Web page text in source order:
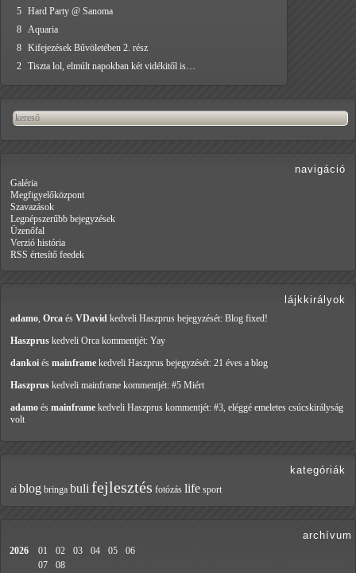
5 Hard Party @ Sanoma
8 Aquaria
8 Kifejezések Bűvöletében 2. rész
2 Tiszta lol, elmúlt napokban két vidékitől is…
navigáció
Galéria
Megfigyelőközpont
Szavazások
Legnépszerűbb bejegyzések
Üzenőfal
Verzió história
RSS értesítő feedek
lájkkirályok
adamo, Orca és VDavid kedveli Haszprus bejegyzését: Blog fixed!
Haszprus kedveli Orca kommentjét: Yay
dankoi és mainframe kedveli Haszprus bejegyzését: 21 éves a blog
Haszprus kedveli mainframe kommentjét: #5 Miért
adamo és mainframe kedveli Haszprus kommentjét: #3, eléggé emeletes csúcskirályság
volt
kategóriák
ai blog bringa buli fejlesztés fotózás life sport
archívum
2026 01 02 03 04 05
06
07
08